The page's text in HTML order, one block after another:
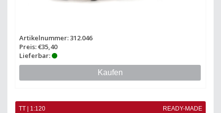
Artikelnummer: 312.046
Preis: €35,40
Lieferbar:
Kaufen
TT | 1:120 READY-MADE